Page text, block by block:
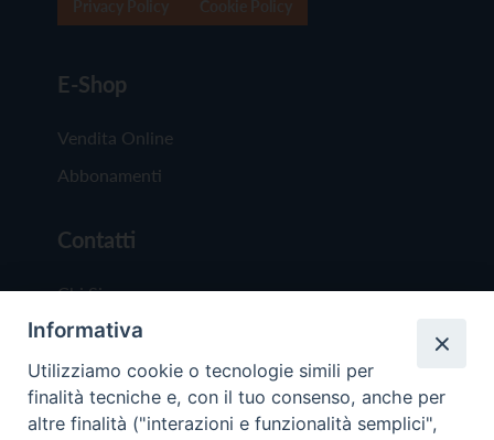
E-Shop
Vendita Online
Abbonamenti
Contatti
Chi Siamo
Redazione
Scrivici
Informativa
Utilizziamo cookie o tecnologie simili per
finalità tecniche e, con il tuo consenso, anche per
altre finalità ("interazioni e funzionalità semplici",